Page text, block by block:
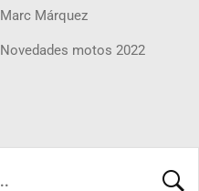
Marc Márquez
Novedades motos 2022